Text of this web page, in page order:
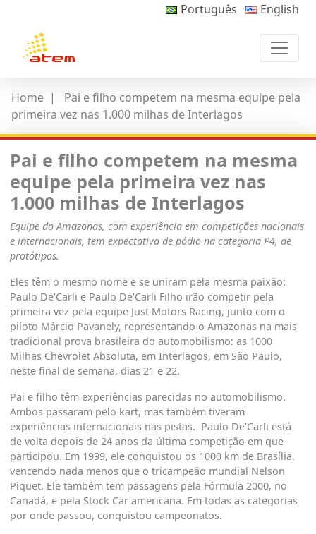
Português English
Home |
Pai e filho competem na mesma equipe pela
primeira vez nas 1.000 milhas de Interlagos
Pai e filho competem na mesma
equipe pela primeira vez nas
1.000 milhas de Interlagos
Equipe do Amazonas, com experiência em competições nacionais
e internacionais, tem expectativa de pódio na categoria P4, de
protótipos.
Eles têm o mesmo nome e se uniram pela mesma paixão:
Paulo De’Carli e Paulo De’Carli Filho irão competir pela
primeira vez pela equipe Just Motors Racing, junto com o
piloto Márcio Pavanely, representando o Amazonas na mais
tradicional prova brasileira do automobilismo: as 1000
Milhas Chevrolet Absoluta, em Interlagos, em São Paulo,
neste final de semana, dias 21 e 22.
Pai e filho têm experiências parecidas no automobilismo.
Ambos passaram pelo kart, mas também tiveram
experiências internacionais nas pistas. Paulo De’Carli está
de volta depois de 24 anos da última competição em que
participou. Em 1999, ele conquistou os 1000 km de Brasília,
vencendo nada menos que o tricampeão mundial Nelson
Piquet. Ele também tem passagens pela Fórmula 2000, no
Canadá, e pela Stock Car americana. Em todas as categorias
por onde passou, conquistou campeonatos.